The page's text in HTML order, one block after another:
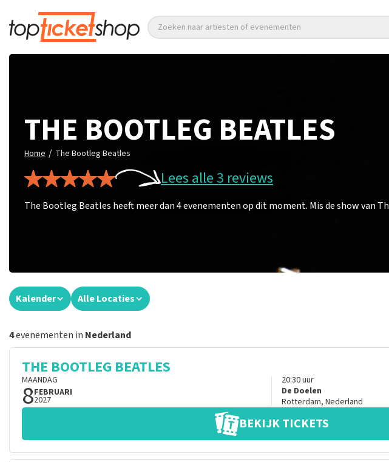
Zoeken naar artiesten of evenementen
THE BOOTLEG BEATLES
Home / The Bootleg Beatles
Lees alle 3 reviews
The Bootleg Beatles heeft meer dan 4 evenementen op dit moment. Mis de show van
Kalender Alle Locaties
4evenementen in Nederland
THE BOOTLEG BEATLES
MAANDAG
8FEBRUARI
2027
20:30uur
De Doelen
Rotterdam, Nederland
BEKIJK TICKETS